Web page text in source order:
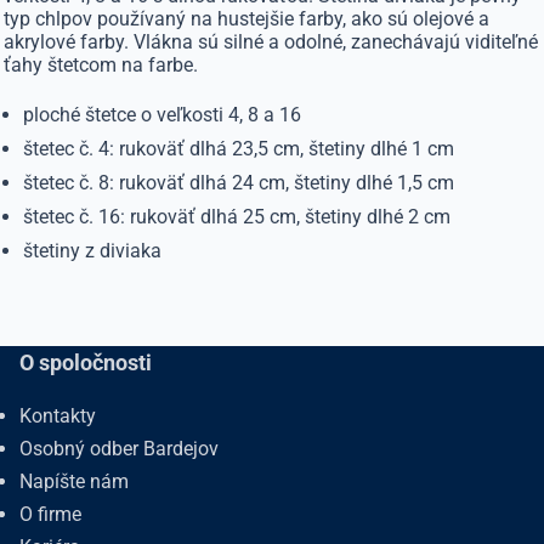
typ chlpov používaný na hustejšie farby, ako sú olejové a
akrylové farby. Vlákna sú silné a odolné, zanechávajú viditeľné
ťahy štetcom na farbe.
ploché štetce o veľkosti 4, 8 a 16
štetec č. 4: rukoväť dlhá 23,5 cm, štetiny dlhé 1 cm
štetec č. 8: rukoväť dlhá 24 cm, štetiny dlhé 1,5 cm
štetec č. 16: rukoväť dlhá 25 cm, štetiny dlhé 2 cm
štetiny z diviaka
O spoločnosti
Kontakty
Osobný odber Bardejov
Napíšte nám
O firme